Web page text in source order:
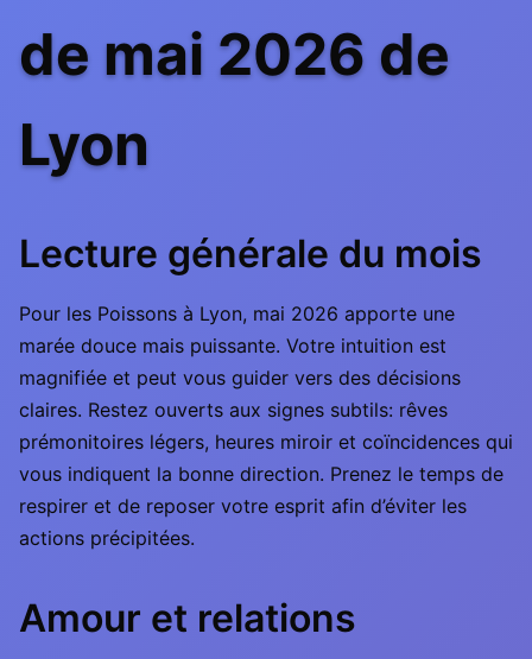
de mai 2026 de
Lyon
Lecture générale du mois
Pour les Poissons à Lyon, mai 2026 apporte une
marée douce mais puissante. Votre intuition est
magnifiée et peut vous guider vers des décisions
claires. Restez ouverts aux signes subtils: rêves
prémonitoires légers, heures miroir et coïncidences qui
vous indiquent la bonne direction. Prenez le temps de
respirer et de reposer votre esprit afin d’éviter les
actions précipitées.
Amour et relations